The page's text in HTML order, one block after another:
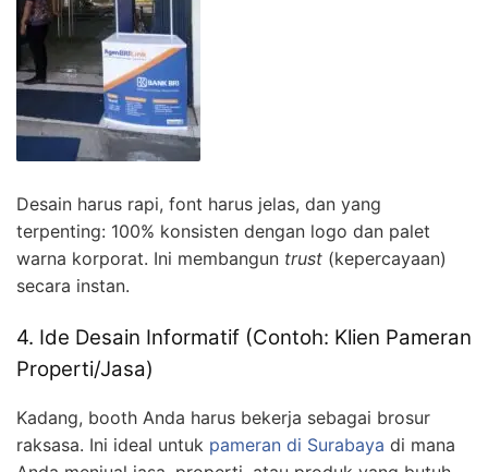
Desain harus rapi, font harus jelas, dan yang
terpenting: 100% konsisten dengan logo dan palet
warna korporat. Ini membangun trust (kepercayaan)
secara instan.
4. Ide Desain Informatif (Contoh: Klien Pameran
Properti/Jasa)
Kadang, booth Anda harus bekerja sebagai brosur
raksasa. Ini ideal untuk pameran di Surabaya di mana